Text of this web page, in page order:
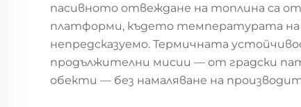
пасивното отвеждане на топлина са
платформи, където температурата
непредсказуемо. Термичната
продължителни мисии — от градски
обекти — без намаляване на